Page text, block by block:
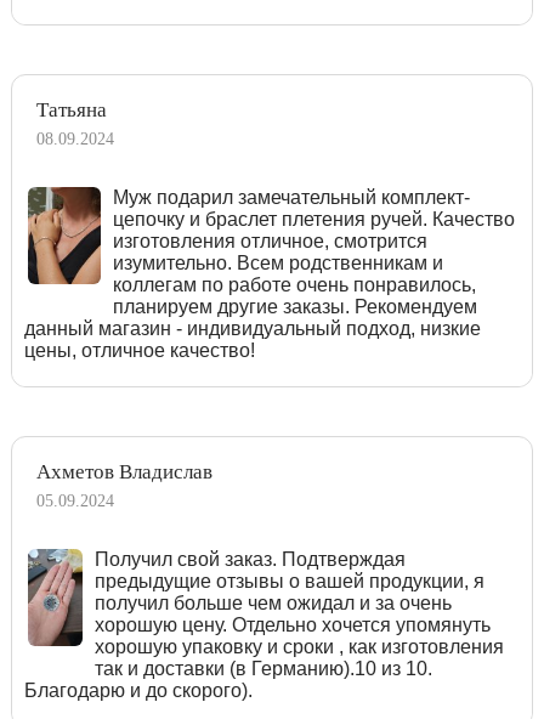
Татьяна
08.09.2024
Муж подарил замечательный комплект-
цепочку и браслет плетения ручей. Качество
изготовления отличное, смотрится
изумительно. Всем родственникам и
коллегам по работе очень понравилось,
планируем другие заказы. Рекомендуем
данный магазин - индивидуальный подход, низкие
цены, отличное качество!
Ахметов Владислав
05.09.2024
Получил свой заказ. Подтверждая
предыдущие отзывы о вашей продукции, я
получил больше чем ожидал и за очень
хорошую цену. Отдельно хочется упомянуть
хорошую упаковку и сроки , как изготовления
так и доставки (в Германию).10 из 10.
Благодарю и до скорого).